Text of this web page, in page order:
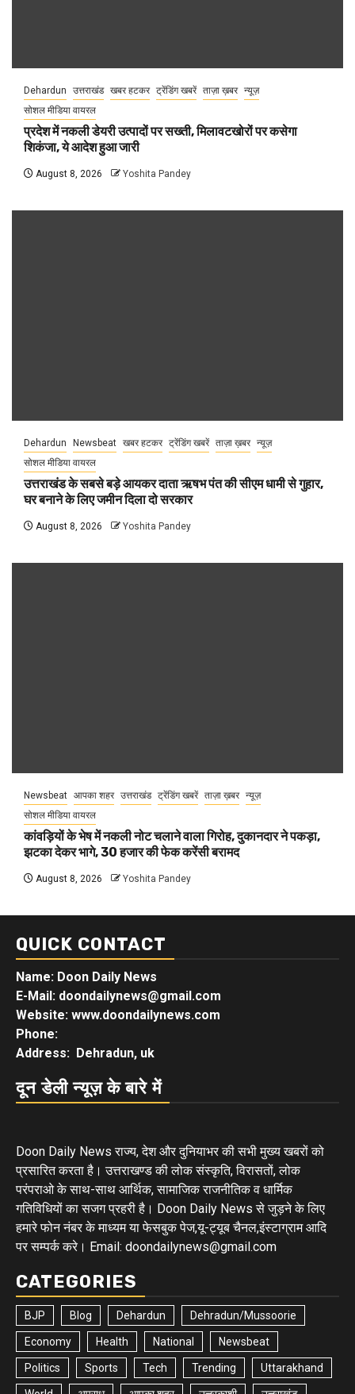
Dehardun उत्तराखंड खबर हटकर ट्रेंडिंग खबरें ताज़ा ख़बर न्यूज़
सोशल मीडिया वायरल
प्रदेश में नकली डेयरी उत्पादों पर सख्ती, मिलावटखोरों पर कसेगा
शिकंजा, ये आदेश हुआ जारी
August 8, 2026 Yoshita Pandey
Dehardun Newsbeat खबर हटकर ट्रेंडिंग खबरें ताज़ा ख़बर न्यूज़
सोशल मीडिया वायरल
उत्तराखंड के सबसे बड़े आयकर दाता ऋषभ पंत की सीएम धामी से गुहार,
घर बनाने के लिए जमीन दिला दो सरकार
August 8, 2026 Yoshita Pandey
Newsbeat आपका शहर उत्तराखंड ट्रेंडिंग खबरें ताज़ा ख़बर न्यूज़
सोशल मीडिया वायरल
कांवड़ियों के भेष में नकली नोट चलाने वाला गिरोह, दुकानदार ने पकड़ा,
झटका देकर भागे, 30 हजार की फेक करेंसी बरामद
August 8, 2026 Yoshita Pandey
QUICK CONTACT
Name: Doon Daily News
E-Mail: doondailynews@gmail.com
Website: www.doondailynews.com
Phone:
Address: Dehradun, uk
दून डेली न्यूज़ के बारे में
Doon Daily News राज्य, देश और दुनियाभर की सभी मुख्य खबरों को
प्रसारित करता है। उत्तराखण्ड की लोक संस्कृति, विरासतों, लोक
परंपराओ के साथ-साथ आर्थिक, सामाजिक राजनीतिक व धार्मिक
गतिविधियों का सजग प्रहरी है। Doon Daily News से जुड़ने के लिए
हमारे फोन नंबर के माध्यम या फेसबुक पेज,यू-ट्यूब चैनल,इंस्टाग्राम आदि
पर सम्पर्क करे। Email: doondailynews@gmail.com
CATEGORIES
BJP Blog Dehardun Dehradun/Mussoorie
Economy Health National Newsbeat
Politics Sports Tech Trending Uttarakhand